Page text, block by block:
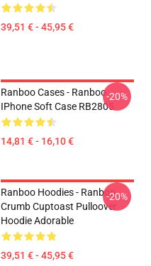
39,51 € - 45,95 €
Ranboo Cases - Ranboo
IPhone Soft Case RB2805
14,81 € - 16,10 €
-20%
Ranboo Hoodies - Ranboo
Crumb Cuptoast Pulloover
Hoodie Adorable
39,51 € - 45,95 €
-20%